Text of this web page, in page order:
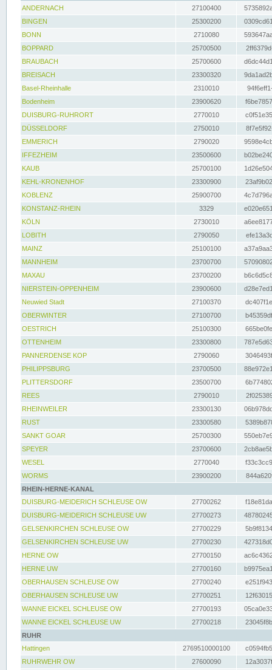
ANDERNACH
27100400
BINGEN
25300200
BONN
2710080
BOPPARD
25700500
BRAUBACH
25700600
BREISACH
23300320
Basel-Rheinhalle
2310010
Bodenheim
23900620
DUISBURG-RUHRORT
2770010
DÜSSELDORF
2750010
EMMERICH
2790020
IFFEZHEIM
23500600
KAUB
25700100
KEHL-KRONENHOF
23300900
KOBLENZ
25900700
KONSTANZ-RHEIN
3329
KÖLN
2730010
LOBITH
2790050
MAINZ
25100100
MANNHEIM
23700700
MAXAU
23700200
NIERSTEIN-OPPENHEIM
23900600
Neuwied Stadt
27100370
OBERWINTER
27100700
OESTRICH
25100300
OTTENHEIM
23300800
PANNERDENSE KOP
2790060
PHILIPPSBURG
23700500
PLITTERSDORF
23500700
REES
2790010
RHEINWEILER
23300130
RUST
23300580
SANKT GOAR
25700300
SPEYER
23700600
WESEL
2770040
WORMS
23900200
RHEIN-HERNE-KANAL
DUISBURG-MEIDERICH SCHLEUSE OW
27700262
DUISBURG-MEIDERICH SCHLEUSE UW
27700273
GELSENKIRCHEN SCHLEUSE OW
27700229
GELSENKIRCHEN SCHLEUSE UW
27700230
HERNE OW
27700150
HERNE UW
27700160
OBERHAUSEN SCHLEUSE OW
27700240
OBERHAUSEN SCHLEUSE UW
27700251
WANNE EICKEL SCHLEUSE OW
27700193
WANNE EICKEL SCHLEUSE UW
27700218
RUHR
Hattingen
2769510000100
RUHRWEHR OW
27600090